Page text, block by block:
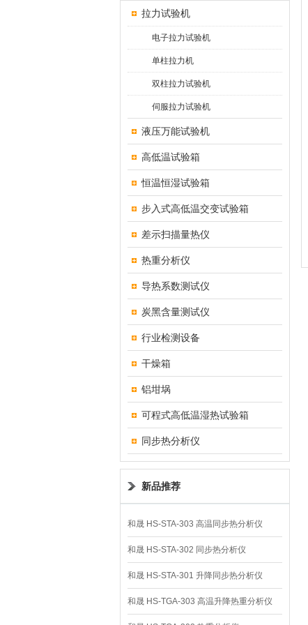
拉力试验机
电子拉力试验机
单柱拉力机
双柱拉力试验机
伺服拉力试验机
液压万能试验机
高低温试验箱
恒温恒湿试验箱
步入式高低温交变试验箱
差示扫描量热仪
热重分析仪
导热系数测试仪
炭黑含量测试仪
行业检测设备
干燥箱
铝坩埚
可程式高低温湿热试验箱
同步热分析仪
新品推荐
和晟 HS-STA-303 高温同步热分析仪
和晟 HS-STA-302 同步热分析仪
和晟 HS-STA-301 升降同步热分析仪
和晟 HS-TGA-303 高温升降热重分析仪